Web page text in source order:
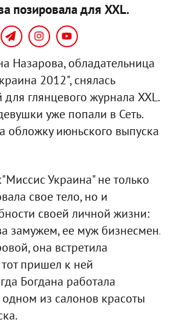
позировала для XXL.
Назарова, обладательница
2012", снялась
глянцевого журнала XXL.
уже попали в Сеть.
обложку июньского выпуска
Украина" не только
свое тело, но и
своей личной жизни:
замужем, ее муж бизнесмен.
она встретила
пришел к ней
Богдана работала
из салонов красоты